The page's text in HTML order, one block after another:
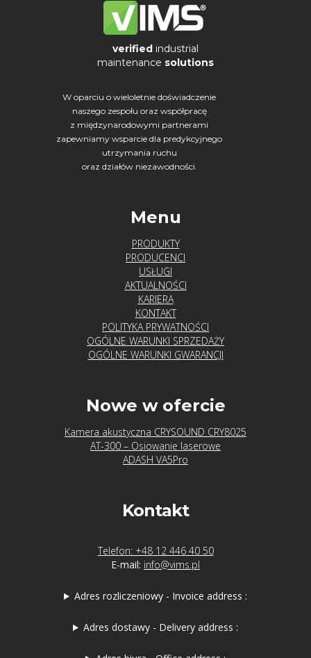
verified industrial
maintenance solutions
W oparciu o wieloletnie doświadczenie
naszego zespołu oraz współpracę
z międzynarodowymi partnerami
zapewniamy wsparcie dla predykcyjnego
utrzymania ruchu
oraz działów niezawodności.
Menu
PRODUKTY
PRODUCENCI
USŁUGI
AKTUALNOŚCI
KARIERA
KONTAKT
POLITYKA PRYWATNOŚCI
OGÓLNE WARUNKI SPRZEDAŻY
OGÓLNE WARUNKI GWARANCJI
Nowe w ofercie
Kamera akustyczna CRYSOUND CRY8025
AT-300 – Osiowanie laserowe
ADASH VA5Pro
Kontakt
Telefon: +48 12 446 40 50
E-mail: info@vims.pl
Adres rozliczeniowy - Invoice address :
Adres dostawy - Delivery address :